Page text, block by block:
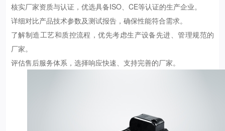
核实厂家资质与认证，优选具备ISO、CE等认证的生产企业。
详细对比产品技术参数及测试报告，确保性能符合需求。
了解制造工艺和质控流程，优先考虑生产设备先进、管理规范的
厂家。
评估售后服务体系，选择响应快速、支持完善的厂家。